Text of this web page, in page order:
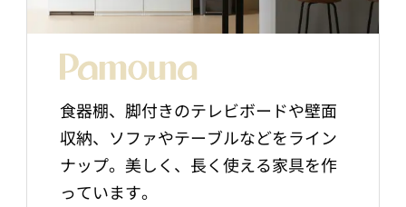
食器棚、脚付きのテレビボードや壁面
収納、ソファやテーブルなどをライン
ナップ。美しく、長く使える家具を作
っています。